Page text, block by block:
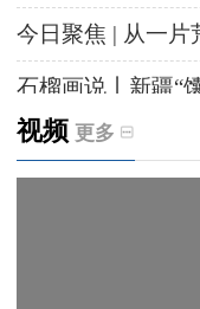
今日聚焦 | 从一片
石榴画说丨新疆“
天山观察丨暑期AI
视频 更多